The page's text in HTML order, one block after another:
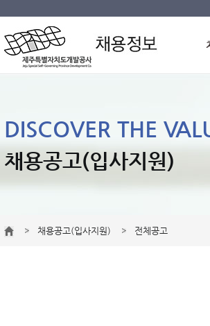
DISCOVER THE
채용공고(입사지원)
채용공고(입사지원) 전체공고